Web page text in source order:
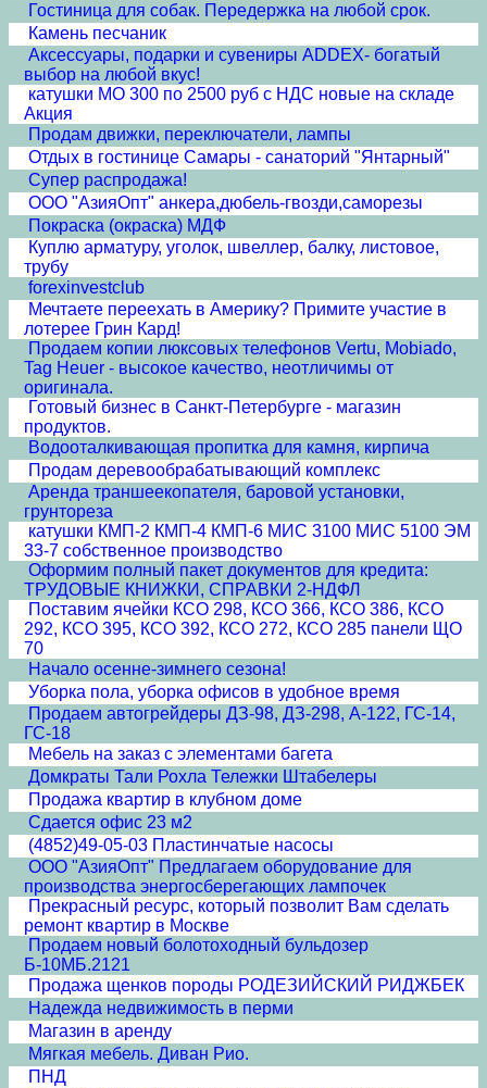
Гостиница для собак. Передержка на любой срок.
Камень песчаник
Аксессуары, подарки и сувениры ADDEX- богатый
выбор на любой вкус!
катушки МО 300 по 2500 руб с НДС новые на складе
Акция
Продам движки, переключатели, лампы
Отдых в гостинице Самары - санаторий "Янтарный"
Супер распродажа!
ООО "АзияОпт" анкера,дюбель-гвозди,саморезы
Покраска (окраска) МДФ
Куплю арматуру, уголок, швеллер, балку, листовое,
трубу
forexinvestclub
Мечтаете переехать в Америку? Примите участие в
лотерее Грин Кард!
Продаем копии люксовых телефонов Vertu, Mobiado,
Tag Heuer - высокое качество, неотличимы от
оригинала.
Готовый бизнес в Санкт-Петербурге - магазин
продуктов.
Водооталкивающая пропитка для камня, кирпича
Продам деревообрабатывающий комплекс
Аренда траншеекопателя, баровой установки,
грунтореза
катушки КМП-2 КМП-4 КМП-6 МИС 3100 МИС 5100 ЭМ
33-7 собственное производство
Оформим полный пакет документов для кредита:
ТРУДОВЫЕ КНИЖКИ, СПРАВКИ 2-НДФЛ
Поставим ячейки КСО 298, КСО 366, КСО 386, КСО
292, КСО 395, КСО 392, КСО 272, КСО 285 панели ЩО
70
Начало осенне-зимнего сезона!
Уборка пола, уборка офисов в удобное время
Продаем автогрейдеры ДЗ-98, ДЗ-298, А-122, ГС-14,
ГС-18
Мебель на заказ с элементами багета
Домкраты Тали Рохла Тележки Штабелеры
Продажа квартир в клубном доме
Сдается офис 23 м2
(4852)49-05-03 Пластинчатые насосы
ООО "АзияОпт" Предлагаем оборудование для
производства энергосберегающих лампочек
Прекрасный ресурс, который позволит Вам сделать
ремонт квартир в Москве
Продаем новый болотоходный бульдозер
Б-10МБ.2121
Продажа щенков породы РОДЕЗИЙСКИЙ РИДЖБЕК
Надежда недвижимость в перми
Магазин в аренду
Мягкая мебель. Диван Рио.
ПНД